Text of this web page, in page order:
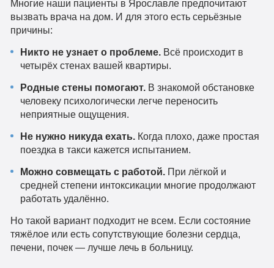
Многие наши пациенты в Ярославле предпочитают
вызвать врача на дом. И для этого есть серьёзные
причины:
Никто не узнает о проблеме. Всё происходит в
четырёх стенах вашей квартиры.
Родные стены помогают. В знакомой обстановке
человеку психологически легче переносить
неприятные ощущения.
Не нужно никуда ехать. Когда плохо, даже простая
поездка в такси кажется испытанием.
Можно совмещать с работой. При лёгкой и
средней степени интоксикации многие продолжают
работать удалённо.
Но такой вариант подходит не всем. Если состояние
тяжёлое или есть сопутствующие болезни сердца,
печени, почек — лучше лечь в больницу.